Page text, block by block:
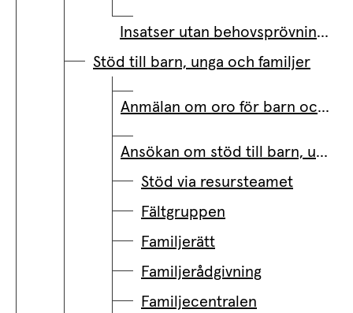
Insatser utan behovsprövning för dig över 70
Stöd till barn, unga och familjer
Anmälan om oro för barn och unga
Ansökan om stöd till barn, unga och familjer
Stöd via resursteamet
Fältgruppen
Familjerätt
Familjerådgivning
Familjecentralen